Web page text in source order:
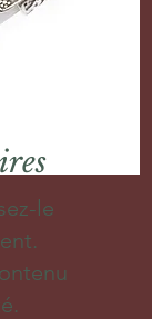
le